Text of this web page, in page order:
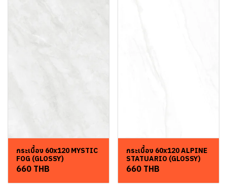
กระเบื้อง 60x120 MYSTIC
FOG (GLOSSY)
660 THB
กระเบื้อง 60x120 ALPINE
STATUARIO (GLOSSY)
660 THB